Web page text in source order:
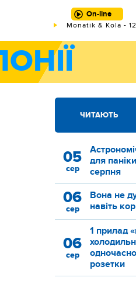
On-line
Monatik & Kola -
ЧИТАЮТЬ
05
сер
для
серпня
06
сер
Вона не
навіть
06
сер
1 прилад
розетки